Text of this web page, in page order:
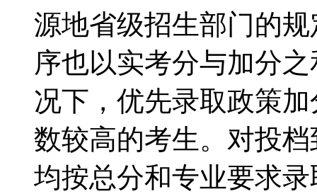
源地省级招生部门的
序也以实考分与加分
况下，优先录取政策
数较高的考生。对投
均按总分和专业要求